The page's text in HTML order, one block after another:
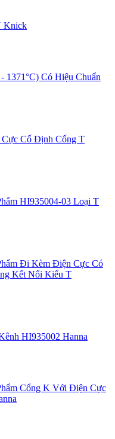
Knick
Có Hiệu Chuẩn
Cố Định Cổng T
HI935004-03 Loại T
Đi Kèm Điện Cực Có
Kết Nối Kiểu T
HI935002 Hanna
Cổng K Với Điện Cực